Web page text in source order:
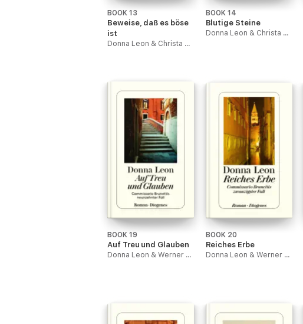
BOOK 13
Beweise, daß es böse
ist
Donna Leon & Christa E. Seibicke
BOOK 14
Blutige Steine
Donna Leon & Christa E. Seibicke
BOOK 19
Auf Treu und Glauben
Donna Leon & Werner Schmitz
BOOK 20
Reiches Erbe
Donna Leon & Werner Schmitz